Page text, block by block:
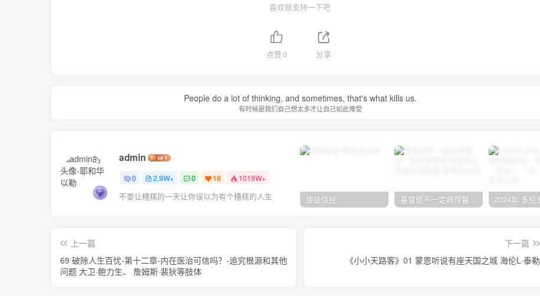
喜欢就支持一下吧
点赞0 分享
People do a lot of thinking, and sometimes, that's what kills us.
有时候是我们自己想太多才让自己如此难受
admin
0 2.9W+ 0 16 1019W+
不要让糟糕的一天让你误以为有个糟糕的人生 使徒信经
上一篇
69 破除人生百忧-第十二章-内在医治可信吗？-追究根源和其他
问题 大卫·鲍力生、 詹姆斯·裴狄等肢体
下一篇
《小小天路客》01 蒙恩听说有座天国之城 海伦L·泰勒